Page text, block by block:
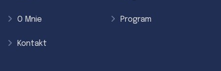
O Mnie Program
Kontakt